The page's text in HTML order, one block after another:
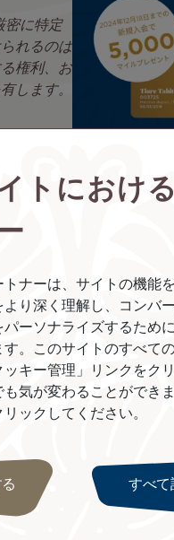
密に特定
れるのは
権利、お
します。
キャッ
オンラインでの
ご予約時
クラブ
通常の
スクロ
が表示
残額と
トにおけ
ナーは、サイトの機能
り深く理解し、コンバ
ーソナライズするため
す。このサイトのすべて
ッキー管理」リンクをク
も気が変わることができ
リックしてください。
すべて